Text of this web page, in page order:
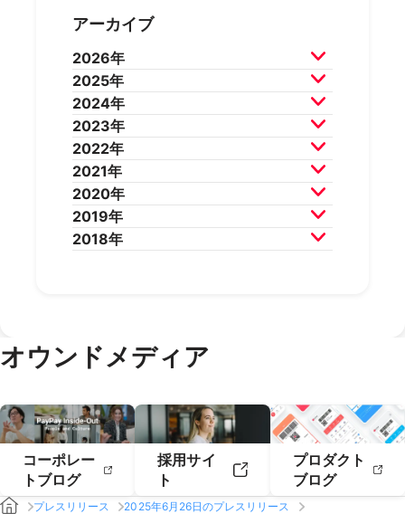
アーカイブ
2026年
2026年7月 2026年6月
2026年5月 2026年4月
2026年3月 2026年2月
2025年
2025年12月2025年11月
2025年10月2025年9月
2025年8月 2025年7月
2025年6月
2025年4月
2025年2月
2024年
2024年12月2024年11月
2024年10月2024年9月
2024年8月 2024年7月
2024年6月
2024年4月
2024年2月
2023年
2023年12月2023年11月
2023年10月2023年9月
2023年8月 2023年7月
2023年6月
2023年4月
2022年
2022年12月2022年11月
2022年10月2022年9月
2022年8月 2022年7月
2022年6月
2021年
2021年12月2021年11月
2021年10月2021年9月
2021年8月 2021年7月
2020年
2020年12月2020年11月
2020年10月2020年9月
2019年
2019年12月2019年11月
2019年2月
2019年1月
2018年
オウンドメディア
コーポレー
トブログ
採用サイ
ト
プロダクト
ブログ
プレスリリース
2025年6月26日のプレスリリース